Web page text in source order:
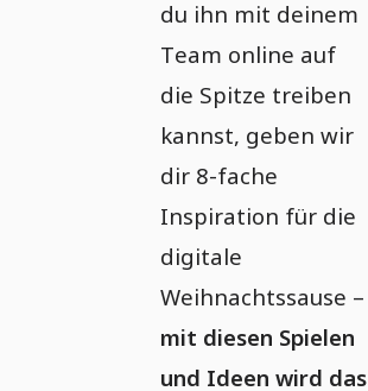
du ihn mit deinem
Team online auf
die Spitze treiben
kannst, geben wir
dir 8-fache
Inspiration für die
digitale
Weihnachtssause –
mit diesen Spielen
und Ideen wird das